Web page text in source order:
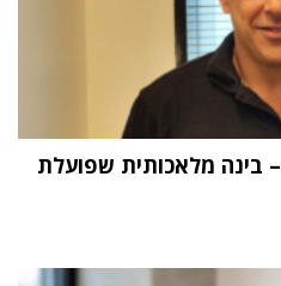
"העתיד הוא Physical AI – בינה מלאכותית שפועלת